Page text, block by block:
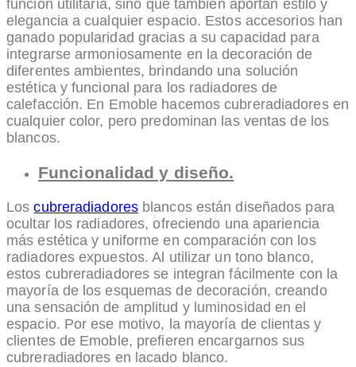
función utilitaria, sino que también aportan estilo y
elegancia a cualquier espacio. Estos accesorios han
ganado popularidad gracias a su capacidad para
integrarse armoniosamente en la decoración de
diferentes ambientes, brindando una solución
estética y funcional para los radiadores de
calefacción. En Emoble hacemos cubreradiadores en
cualquier color, pero predominan las ventas de los
blancos.
Funcionalidad y diseño.
Loscubreradiadoresblancos están diseñados para
ocultar los radiadores, ofreciendo una apariencia
más estética y uniforme en comparación con los
radiadores expuestos. Al utilizar un tono blanco,
estos cubreradiadores se integran fácilmente con la
mayoría de los esquemas de decoración, creando
una sensación de amplitud y luminosidad en el
espacio. Por ese motivo, la mayoría de clientas y
clientes de Emoble, prefieren encargarnos sus
cubreradiadores en lacado blanco.